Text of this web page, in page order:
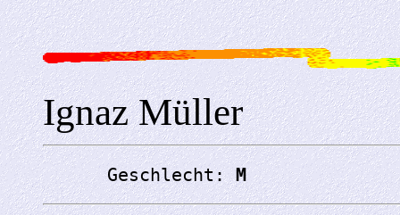
Ignaz Müller
      Geschlecht:
M